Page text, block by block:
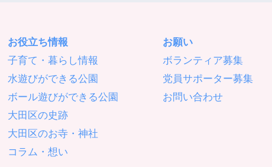
お役立ち情報
子育て・暮らし情報
水遊びができる公園
ボール遊びができる公園
大田区の史跡
大田区のお寺・神社
コラム・想い
お願い
ボランティア募集
党員サポーター募集
お問い合わせ